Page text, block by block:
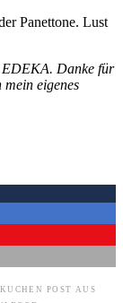
Panettone. Lust
EDEKA. Danke für
eigenes
KUCHEN
POST AUS